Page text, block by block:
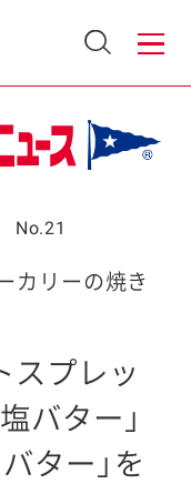
No.21
カリーの焼き
スプレッ
塩バター」
ター」を